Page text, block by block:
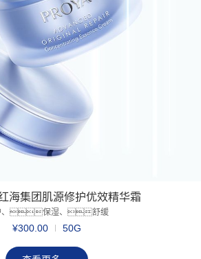
海集团肌源修护优效精华霜
、保湿、舒缓
¥300.00 50G